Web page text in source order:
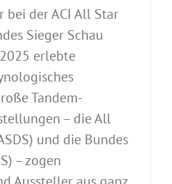
bei der ACI All Star
Sieger Schau
erlebte
Tandem-
– die All
und die Bundes
– zogen